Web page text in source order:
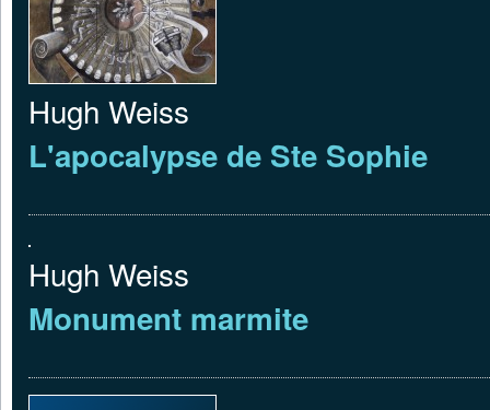
Hugh Weiss
L'apocalypse de Ste Sophie
Hugh Weiss
Monument marmite